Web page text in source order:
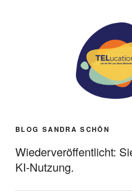
BLOG SANDRA SCHÖN
Wiederveröffentlicht:
KI-Nutzung.